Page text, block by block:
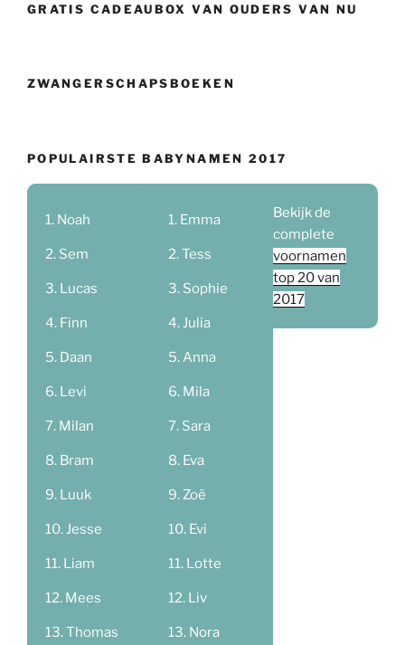
GRATIS CADEAUBOX VAN OUDERS VAN NU
ZWANGERSCHAPSBOEKEN
POPULAIRSTE BABYNAMEN 2017
Noah
Sem
Lucas
Finn
Daan
Levi
Milan
Bram
Luuk
Jesse
Liam
Mees
Thomas
Emma
Tess
Sophie
Julia
Anna
Mila
Sara
Eva
Zoë
Evi
Lotte
Liv
Nora
Bekijk de
complete
voornamen
top 20 van
2017